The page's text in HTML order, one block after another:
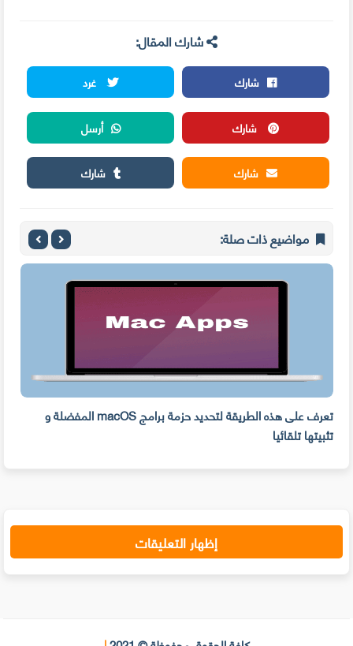
شارك المقال:
شارك
غرد
شارك
أرسل
شارك
شارك
مواضيع ذات صلة:
تعرف على هذه الطريقة لتحديد حزمة برامج macOS المفضلة و
تثبيتها تلقائيا
إظهار التعليقات